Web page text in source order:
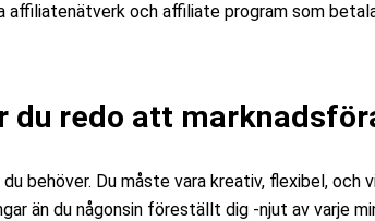
affiliatenätverk och affiliate program som
du redo att
du behöver. Du måste vara kreativ, flexibel,
än du någonsin föreställt dig -njut av varje